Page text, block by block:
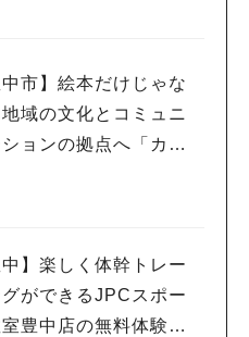
中市】絵本だけじゃな
域の文化とコミュニ
ョンの拠点へ「カル
中】楽しく体幹トレー
ができるJPCスポー
豊中店の無料体験教